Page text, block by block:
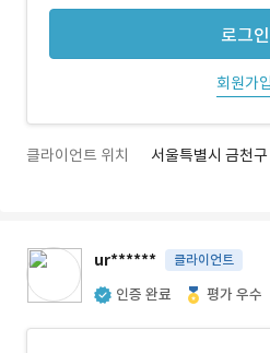
로그인
회원가입
클라이언트 위치 서울특별시 금천구
ur****** 클라이언트
인증 완료 평가 우수